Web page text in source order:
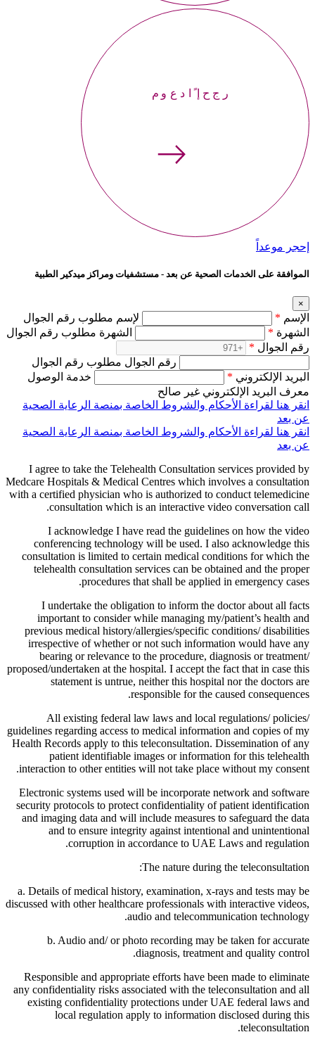
إحجر موعداً
إحجر موعداً
الموافقة على الخدمات الصحية عن بعد - مستشفيات ومراكز ميدكير الطبية
×
الإسم *
لإسم مطلوب رقم الجوال
الشهرة *
الشهرة مطلوب رقم الجوال
رقم الجوال *
رقم الجوال مطلوب رقم الجوال
البريد الإلكتروني *
خدمة الوصول
معرف البريد الإلكتروني غير صالح
انقر هنا لقراءة الأحكام والشروط الخاصة بمنصة الرعاية الصحية
عن بعد
انقر هنا لقراءة الأحكام والشروط الخاصة بمنصة الرعاية الصحية
عن بعد
I agree to take the Telehealth Consultation services provided by
Medcare Hospitals & Medical Centres which involves a consultation
with a certified physician who is authorized to conduct telemedicine
consultation which is an interactive video conversation call.
I acknowledge I have read the guidelines on how the video
conferencing technology will be used. I also acknowledge this
consultation is limited to certain medical conditions for which the
telehealth consultation services can be obtained and the proper
procedures that shall be applied in emergency cases.
I undertake the obligation to inform the doctor about all facts
important to consider while managing my/patient’s health and
previous medical history/allergies/specific conditions/ disabilities
irrespective of whether or not such information would have any
bearing or relevance to the procedure, diagnosis or treatment/
proposed/undertaken at the hospital. I accept the fact that in case this
statement is untrue, neither this hospital nor the doctors are
responsible for the caused consequences.
All existing federal law laws and local regulations/ policies/
guidelines regarding access to medical information and copies of my
Health Records apply to this teleconsultation. Dissemination of any
patient identifiable images or information for this telehealth
interaction to other entities will not take place without my consent.
Electronic systems used will be incorporate network and software
security protocols to protect confidentiality of patient identification
and imaging data and will include measures to safeguard the data
and to ensure integrity against intentional and unintentional
corruption in accordance to UAE Laws and regulation.
The nature during the teleconsultation:
a. Details of medical history, examination, x-rays and tests may be
discussed with other healthcare professionals with interactive videos,
audio and telecommunication technology.
b. Audio and/ or photo recording may be taken for accurate
diagnosis, treatment and quality control.
Responsible and appropriate efforts have been made to eliminate
any confidentiality risks associated with the teleconsultation and all
existing confidentiality protections under UAE federal laws and
local regulation apply to information disclosed during this
teleconsultation.